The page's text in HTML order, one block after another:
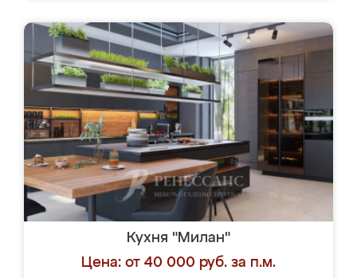
Кухня "Милан"
Цена: от 40 000 руб. за п.м.